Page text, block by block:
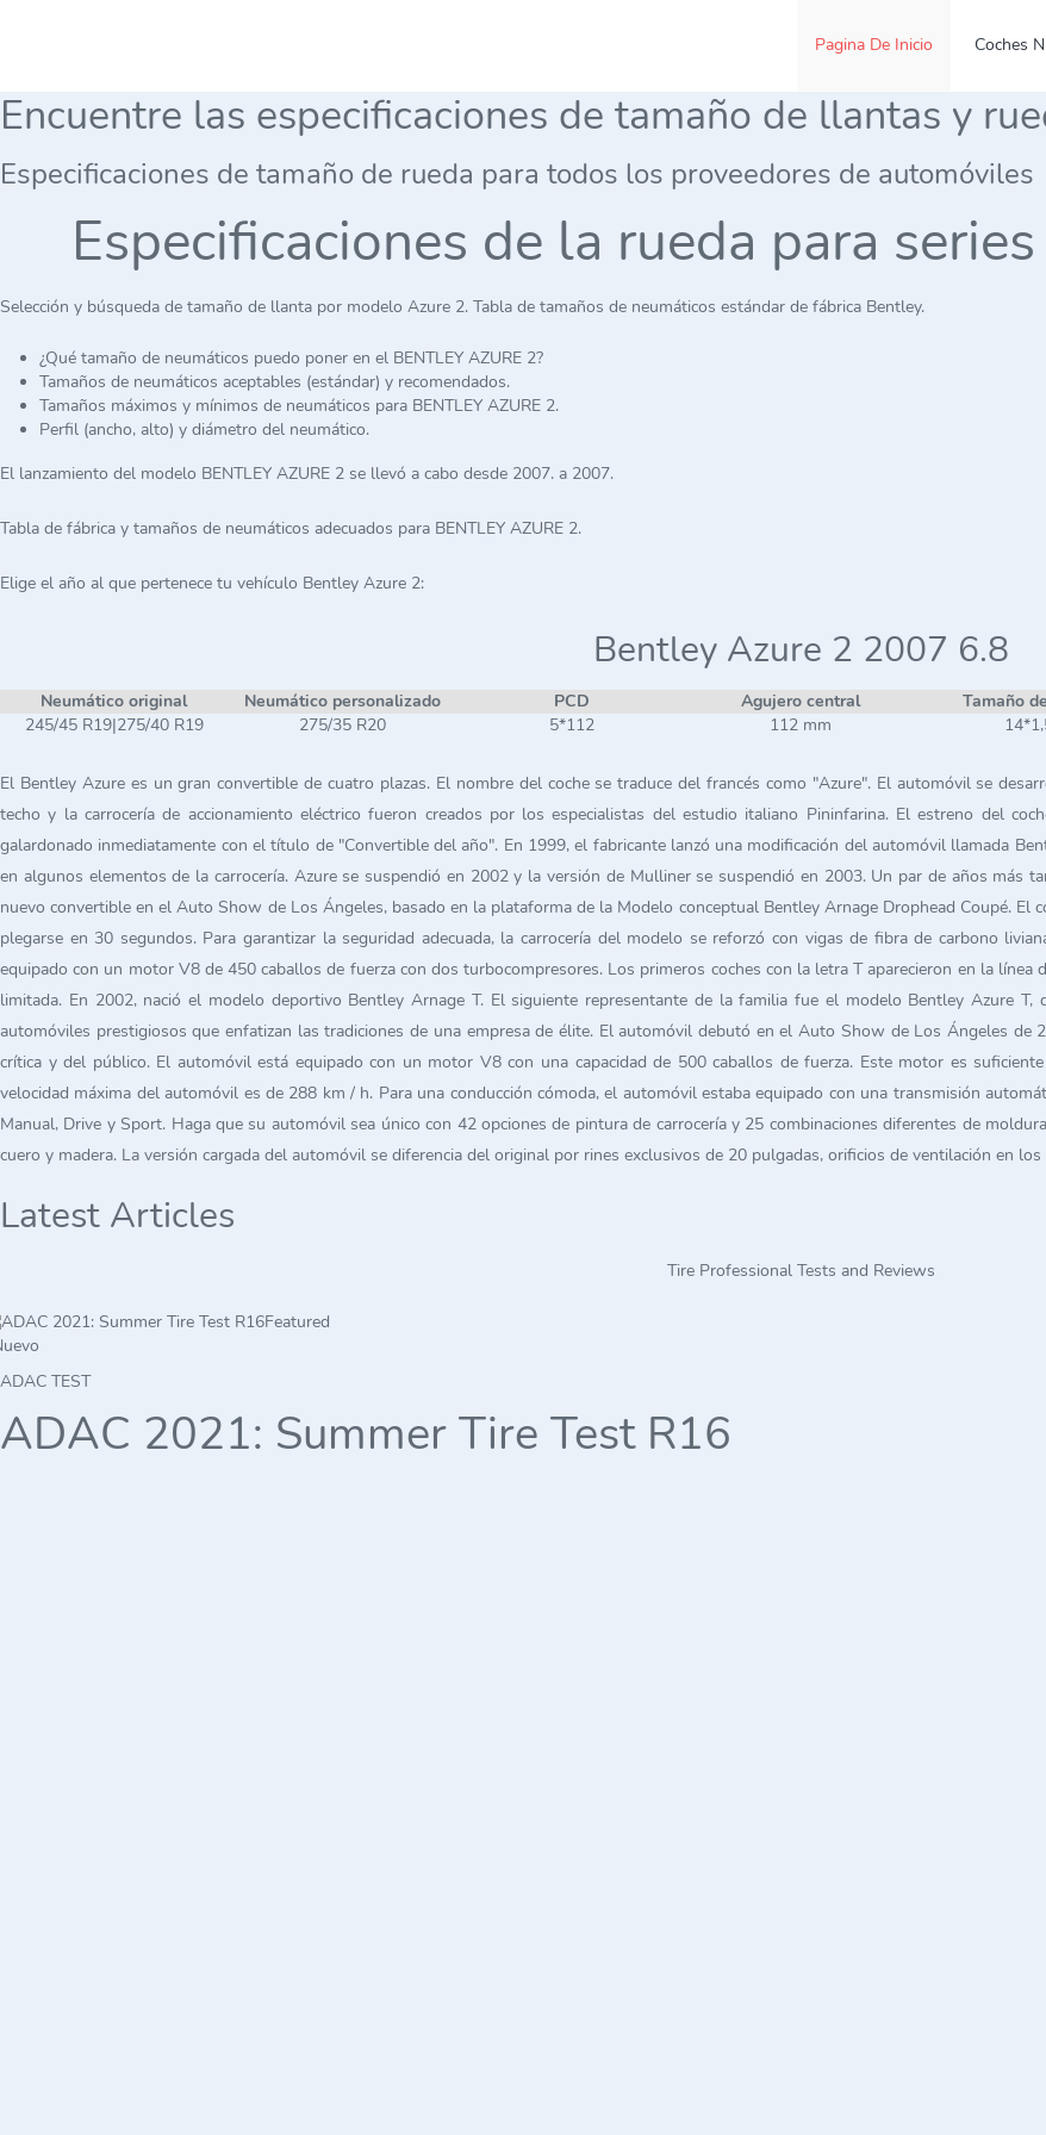
Pagina De Inicio Coches
Encuentre las especificaciones de tamaño de llantas y
Especificaciones de tamaño de rueda para todos los proveedores de automóviles
Especificaciones de la rueda para
Selección y búsqueda de tamaño de llanta por modelo Azure 2. Tabla de tamaños de neumáticos estándar de fábrica Bentley.
¿Qué tamaño de neumáticos puedo poner en el BENTLEY AZURE 2?
Tamaños de neumáticos aceptables (estándar) y recomendados.
Tamaños máximos y mínimos de neumáticos para BENTLEY AZURE 2.
Perfil (ancho, alto) y diámetro del neumático.
El lanzamiento del modelo BENTLEY AZURE 2 se llevó a cabo desde 2007. a 2007.
Tabla de fábrica y tamaños de neumáticos adecuados para BENTLEY AZURE 2.
Elige el año al que pertenece tu vehículo Bentley Azure 2:
Bentley Azure 2 2007 6.8
Neumático original Neumático personalizado PCD Agujero central Tamaño
245/45 R19|275/40 R19
275/35 R20 5*112 112 mm
El Bentley Azure es un gran convertible de cuatro plazas. El nombre del coche se traduce del francés como "Azure". El automóvil se
techo y la carrocería de accionamiento eléctrico fueron creados por los especialistas del estudio italiano Pininfarina. El estreno del
galardonado inmediatamente con el título de "Convertible del año". En 1999, el fabricante lanzó una modificación del automóvil llamada
en algunos elementos de la carrocería. Azure se suspendió en 2002 y la versión de Mulliner se suspendió en 2003. Un par de años más
nuevo convertible en el Auto Show de Los Ángeles, basado en la plataforma de la Modelo conceptual Bentley Arnage Drophead Coupé.
plegarse en 30 segundos. Para garantizar la seguridad adecuada, la carrocería del modelo se reforzó con vigas de fibra de carbono
equipado con un motor V8 de 450 caballos de fuerza con dos turbocompresores. Los primeros coches con la letra T aparecieron en la
limitada. En 2002, nació el modelo deportivo Bentley Arnage T. El siguiente representante de la familia fue el modelo Bentley Azure
automóviles prestigiosos que enfatizan las tradiciones de una empresa de élite. El automóvil debutó en el Auto Show de Los Ángeles
crítica y del público. El automóvil está equipado con un motor V8 con una capacidad de 500 caballos de fuerza. Este motor es
velocidad máxima del automóvil es de 288 km / h. Para una conducción cómoda, el automóvil estaba equipado con una transmisión
Manual, Drive y Sport. Haga que su automóvil sea único con 42 opciones de pintura de carrocería y 25 combinaciones diferentes de
cuero y madera. La versión cargada del automóvil se diferencia del original por rines exclusivos de 20 pulgadas, orificios de ventilación en
Latest Articles
Tire Professional Tests and Reviews
Featured
ADAC TEST
ADAC 2021: Summer Tire Test R16